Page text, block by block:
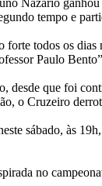
tempo e
todos os
Paulo
que foi
o Cruzeiro
sábado, às
no